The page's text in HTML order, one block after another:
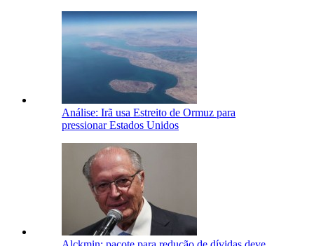
Análise: Irã usa Estreito de Ormuz para
pressionar Estados Unidos